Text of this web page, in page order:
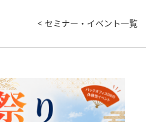
< セミナー・イベント一覧